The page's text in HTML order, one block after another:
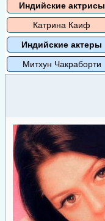
Индийские актрисы
Катрина Каиф
Индийские актеры
Митхун Чакраборти